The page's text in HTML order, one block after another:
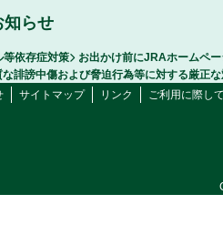
らせ
依存症対策
お出かけ前にJRAホームペ
誹謗中傷および脅迫行為等に対する厳正
サイトマップ リンク ご利用に際し